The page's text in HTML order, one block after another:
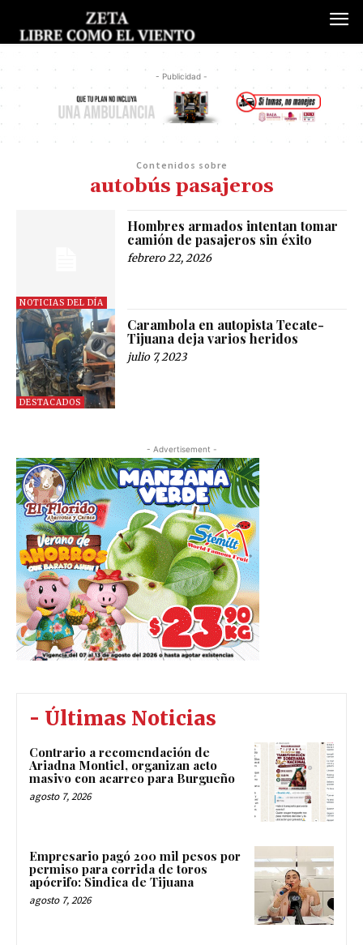
- Publicidad -
Contenidos sobre
autobús pasajeros
NOTICIAS DEL DÍA
Hombres armados intentan tomar
camión de pasajeros sin éxito
febrero 22, 2026
DESTACADOS
Carambola en autopista Tecate-
Tijuana deja varios heridos
julio 7, 2023
- Advertisement -
- Últimas Noticias
Contrario a recomendación de
Ariadna Montiel, organizan acto
masivo con acarreo para Burgueño
agosto 7, 2026
Empresario pagó 200 mil pesos por
permiso para corrida de toros
apócrifo: Sindica de Tijuana
agosto 7, 2026